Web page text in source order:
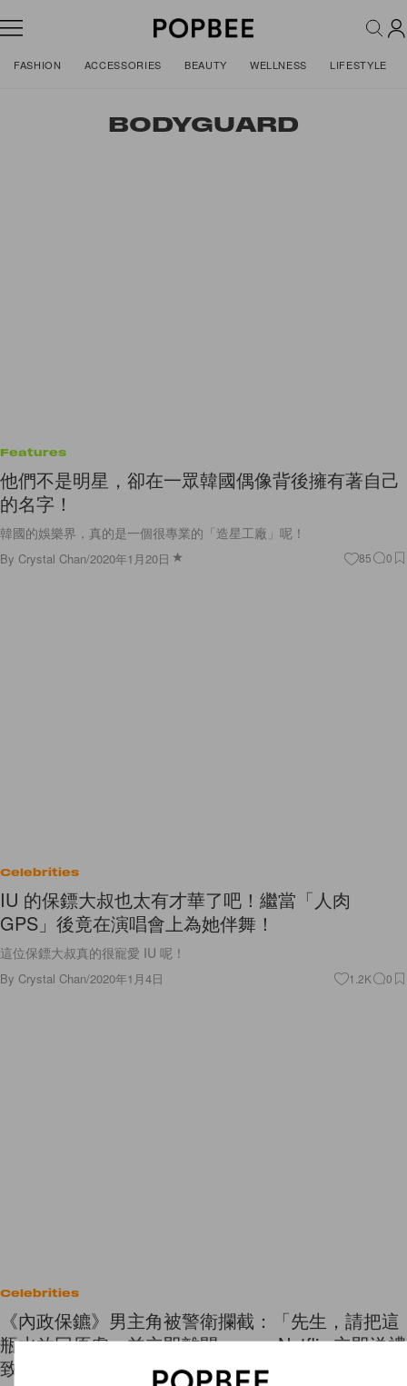
FASHION ACCESSORIES BEAUTY WELLNESS LIFESTYLE
BODYGUARD
Features
他們不是明星，卻在一眾韓國偶像背後擁有著自己
的名字！
韓國的娛樂界，真的是一個很專業的「造星工廠」呢！
By Crystal Chan/2020年1月20日 85 0
Celebrities
IU 的保鏢大叔也太有才華了吧！繼當「人肉
GPS」後竟在演唱會上為她伴舞！
這位保鏢大叔真的很寵愛 IU 呢！
By Crystal Chan/2020年1月4日 1.2K 0
Celebrities
《內政保鑣》男主角被警衛攔截：「先生，請把這
瓶水放回原處，並立即離開⋯⋯」 Netflix 立即送禮
致歉化尷尬